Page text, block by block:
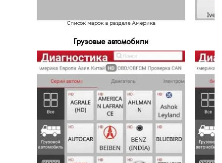
Список марок в разделе Америка
Грузовые автомобили